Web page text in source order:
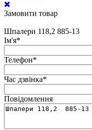
Замовити товар
Шпалери 118,2 885-13
Ім'я*
Телефон*
Час дзвінка*
Повідомлення